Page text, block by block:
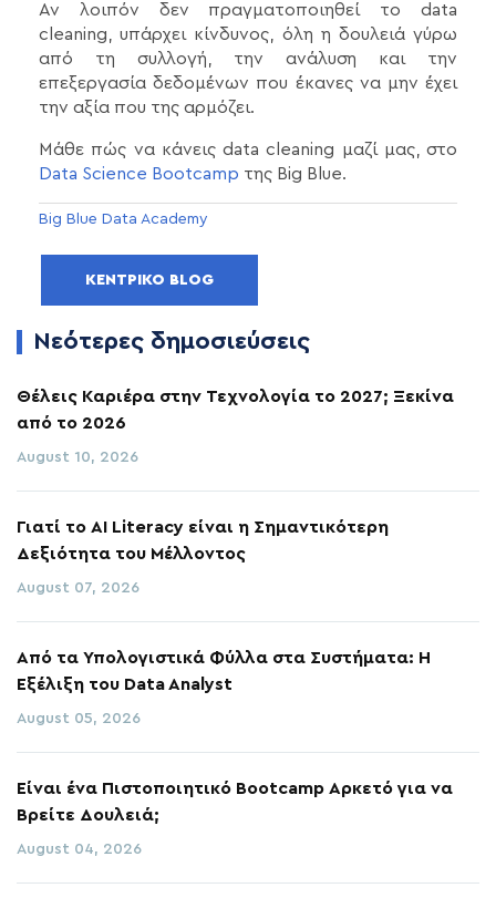
Αν λοιπόν δεν πραγματοποιηθεί το data
cleaning, υπάρχει κίνδυνος, όλη η δουλειά γύρω
από τη συλλογή, την ανάλυση και την
επεξεργασία δεδομένων που έκανες να μην έχει
την αξία που της αρμόζει.
Μάθε πώς να κάνεις data cleaning μαζί μας, στο
Data Science Bootcamp της Big Blue.
Big Blue Data Academy
ΚΕΝΤΡΙΚΌ BLOG
Νεότερες δημοσιεύσεις
Θέλεις Καριέρα στην Τεχνολογία το 2027; Ξεκίνα
από το 2026
August 10, 2026
Γιατί το AI Literacy είναι η Σημαντικότερη
Δεξιότητα του Μέλλοντος
August 07, 2026
Από τα Υπολογιστικά Φύλλα στα Συστήματα: Η
Εξέλιξη του Data Analyst
August 05, 2026
Είναι ένα Πιστοποιητικό Bootcamp Αρκετό για να
Βρείτε Δουλειά;
August 04, 2026